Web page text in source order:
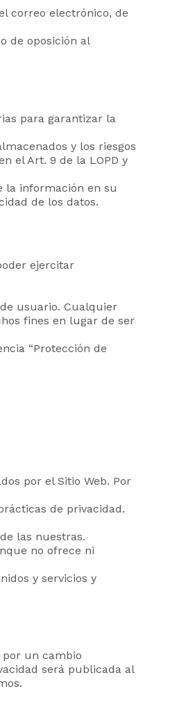
correo electrónico, de
de oposición al
para garantizar la
y los riesgos
el Art. 9 de la LOPD y
la información en su
de los datos.
ejercitar
usuario. Cualquier
fines en lugar de ser
“Protección de
por el Sitio Web. Por
de privacidad.
las nuestras.
no ofrece ni
y servicios y
por un cambio
será publicada al